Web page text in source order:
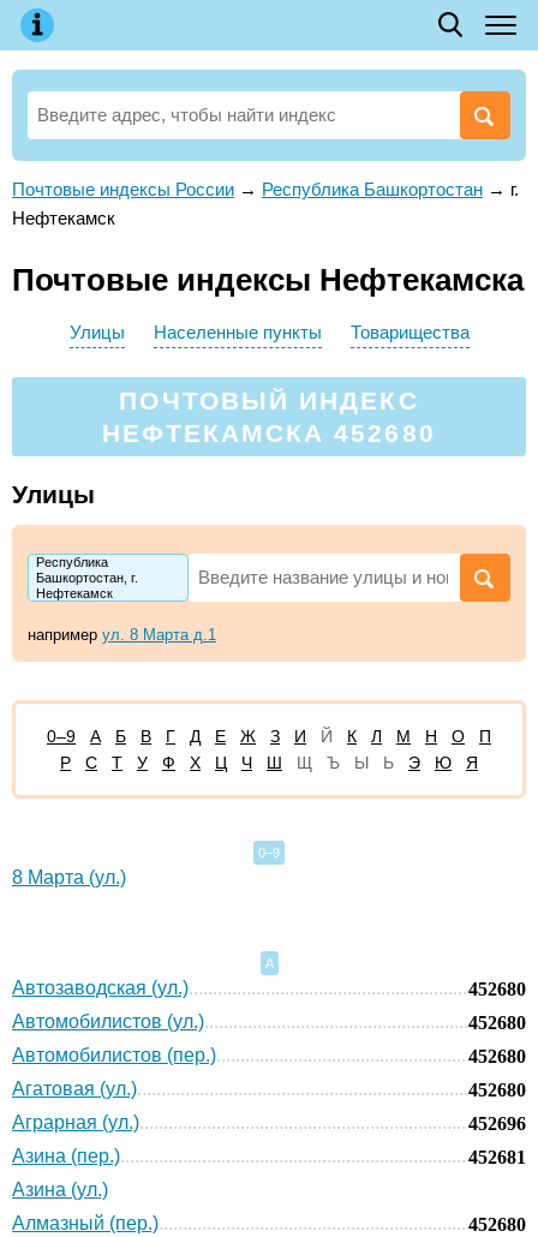
Почтовые индексы России → Республика Башкортостан → г.
Нефтекамск
Почтовые индексы Нефтекамска
Улицы Населенные пункты Товарищества
ПОЧТОВЫЙ ИНДЕКС
НЕФТЕКАМСКА 452680
Улицы
Республика
Башкортостан, г.
Нефтекамск
например ул. 8 Марта д.1
0–9 А Б В Г Д Е Ж З И Й К Л М Н О
П
Р
С Т У Ф Х Ц Ч Ш Щ Ъ Ы Ь Э Ю Я
0–9
8 Марта (ул.)
А
Автозаводская (ул.)
452680
Автомобилистов (ул.)
452680
Автомобилистов (пер.)
452680
Агатовая (ул.)
452680
Аграрная (ул.)
452696
Азина (пер.)
452681
Азина (ул.)
Алмазный (пер.)
452680